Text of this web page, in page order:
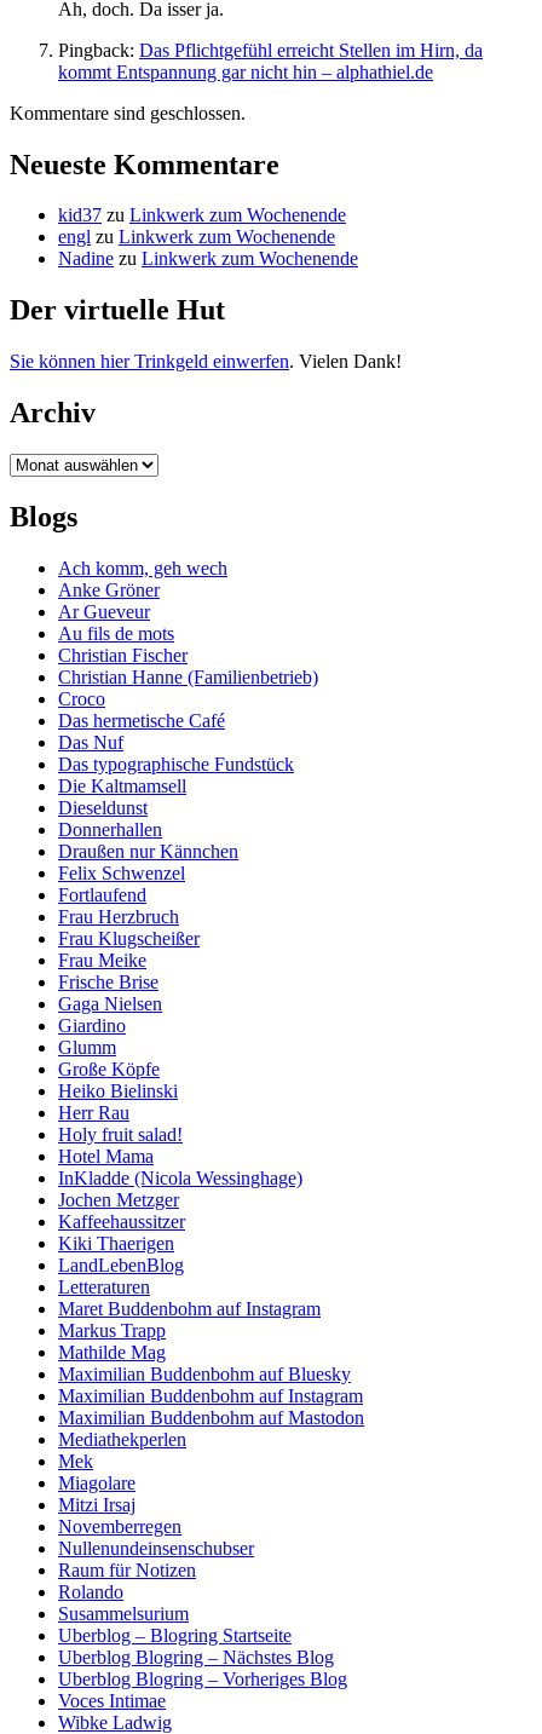
Ah, doch. Da isser ja.
Pingback: Das Pflichtgefühl erreicht Stellen im Hirn, da
kommt Entspannung gar nicht hin – alphathiel.de
Kommentare sind geschlossen.
Neueste Kommentare
kid37 zu Linkwerk zum Wochenende
engl zu Linkwerk zum Wochenende
Nadine zu Linkwerk zum Wochenende
Der virtuelle Hut
Sie können hier Trinkgeld einwerfen. Vielen Dank!
Archiv
Archiv
Blogs
Ach komm, geh wech
Anke Gröner
Ar Gueveur
Au fils de mots
Christian Fischer
Christian Hanne (Familienbetrieb)
Croco
Das hermetische Café
Das Nuf
Das typographische Fundstück
Die Kaltmamsell
Dieseldunst
Donnerhallen
Draußen nur Kännchen
Felix Schwenzel
Fortlaufend
Frau Herzbruch
Frau Klugscheißer
Frau Meike
Frische Brise
Gaga Nielsen
Giardino
Glumm
Große Köpfe
Heiko Bielinski
Herr Rau
Holy fruit salad!
Hotel Mama
InKladde (Nicola Wessinghage)
Jochen Metzger
Kaffeehaussitzer
Kiki Thaerigen
LandLebenBlog
Letteraturen
Maret Buddenbohm auf Instagram
Markus Trapp
Mathilde Mag
Maximilian Buddenbohm auf Bluesky
Maximilian Buddenbohm auf Instagram
Maximilian Buddenbohm auf Mastodon
Mediathekperlen
Mek
Miagolare
Mitzi Irsaj
Novemberregen
Nullenundeinsenschubser
Raum für Notizen
Rolando
Susammelsurium
Uberblog – Blogring Startseite
Uberblog Blogring – Nächstes Blog
Uberblog Blogring – Vorheriges Blog
Voces Intimae
Wibke Ladwig